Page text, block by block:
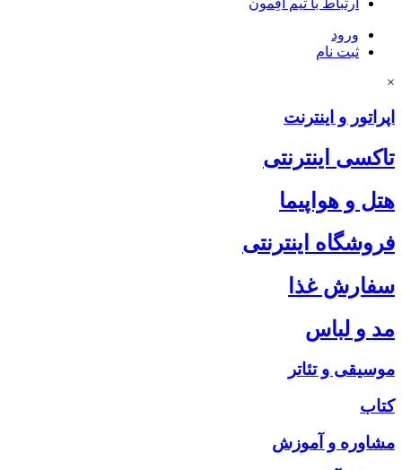
ارتباط با تیم آفِمون
ورود
ثبت نام
×
اپراتور و اینترنت
تاکسی اینترنتی
هتل و هواپیما
فروشگاه اینترنتی
سفارش غذا
مد و لباس
موسیقی و تئاتر
کتاب
مشاوره و آموزش